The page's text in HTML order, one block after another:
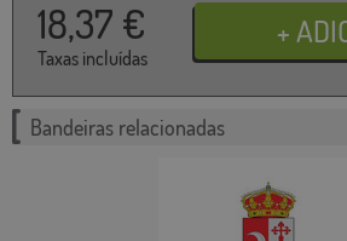
18,37 €
Taxas incluídas
Bandeiras relacionadas